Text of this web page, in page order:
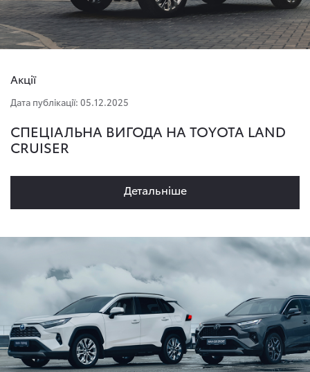
Акції
Дата публікації: 05.12.2025
СПЕЦІАЛЬНА ВИГОДА НА TOYOTA LAND
CRUISER
Детальнiше